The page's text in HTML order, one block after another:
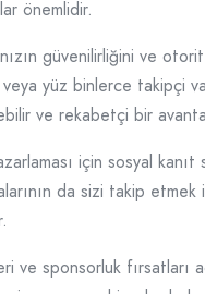
önemlidir.
güvenilirliğini ve
yüz binlerce takipçi
ve rekabetçi bir
için sosyal
da sizi takip
ve sponsorluk